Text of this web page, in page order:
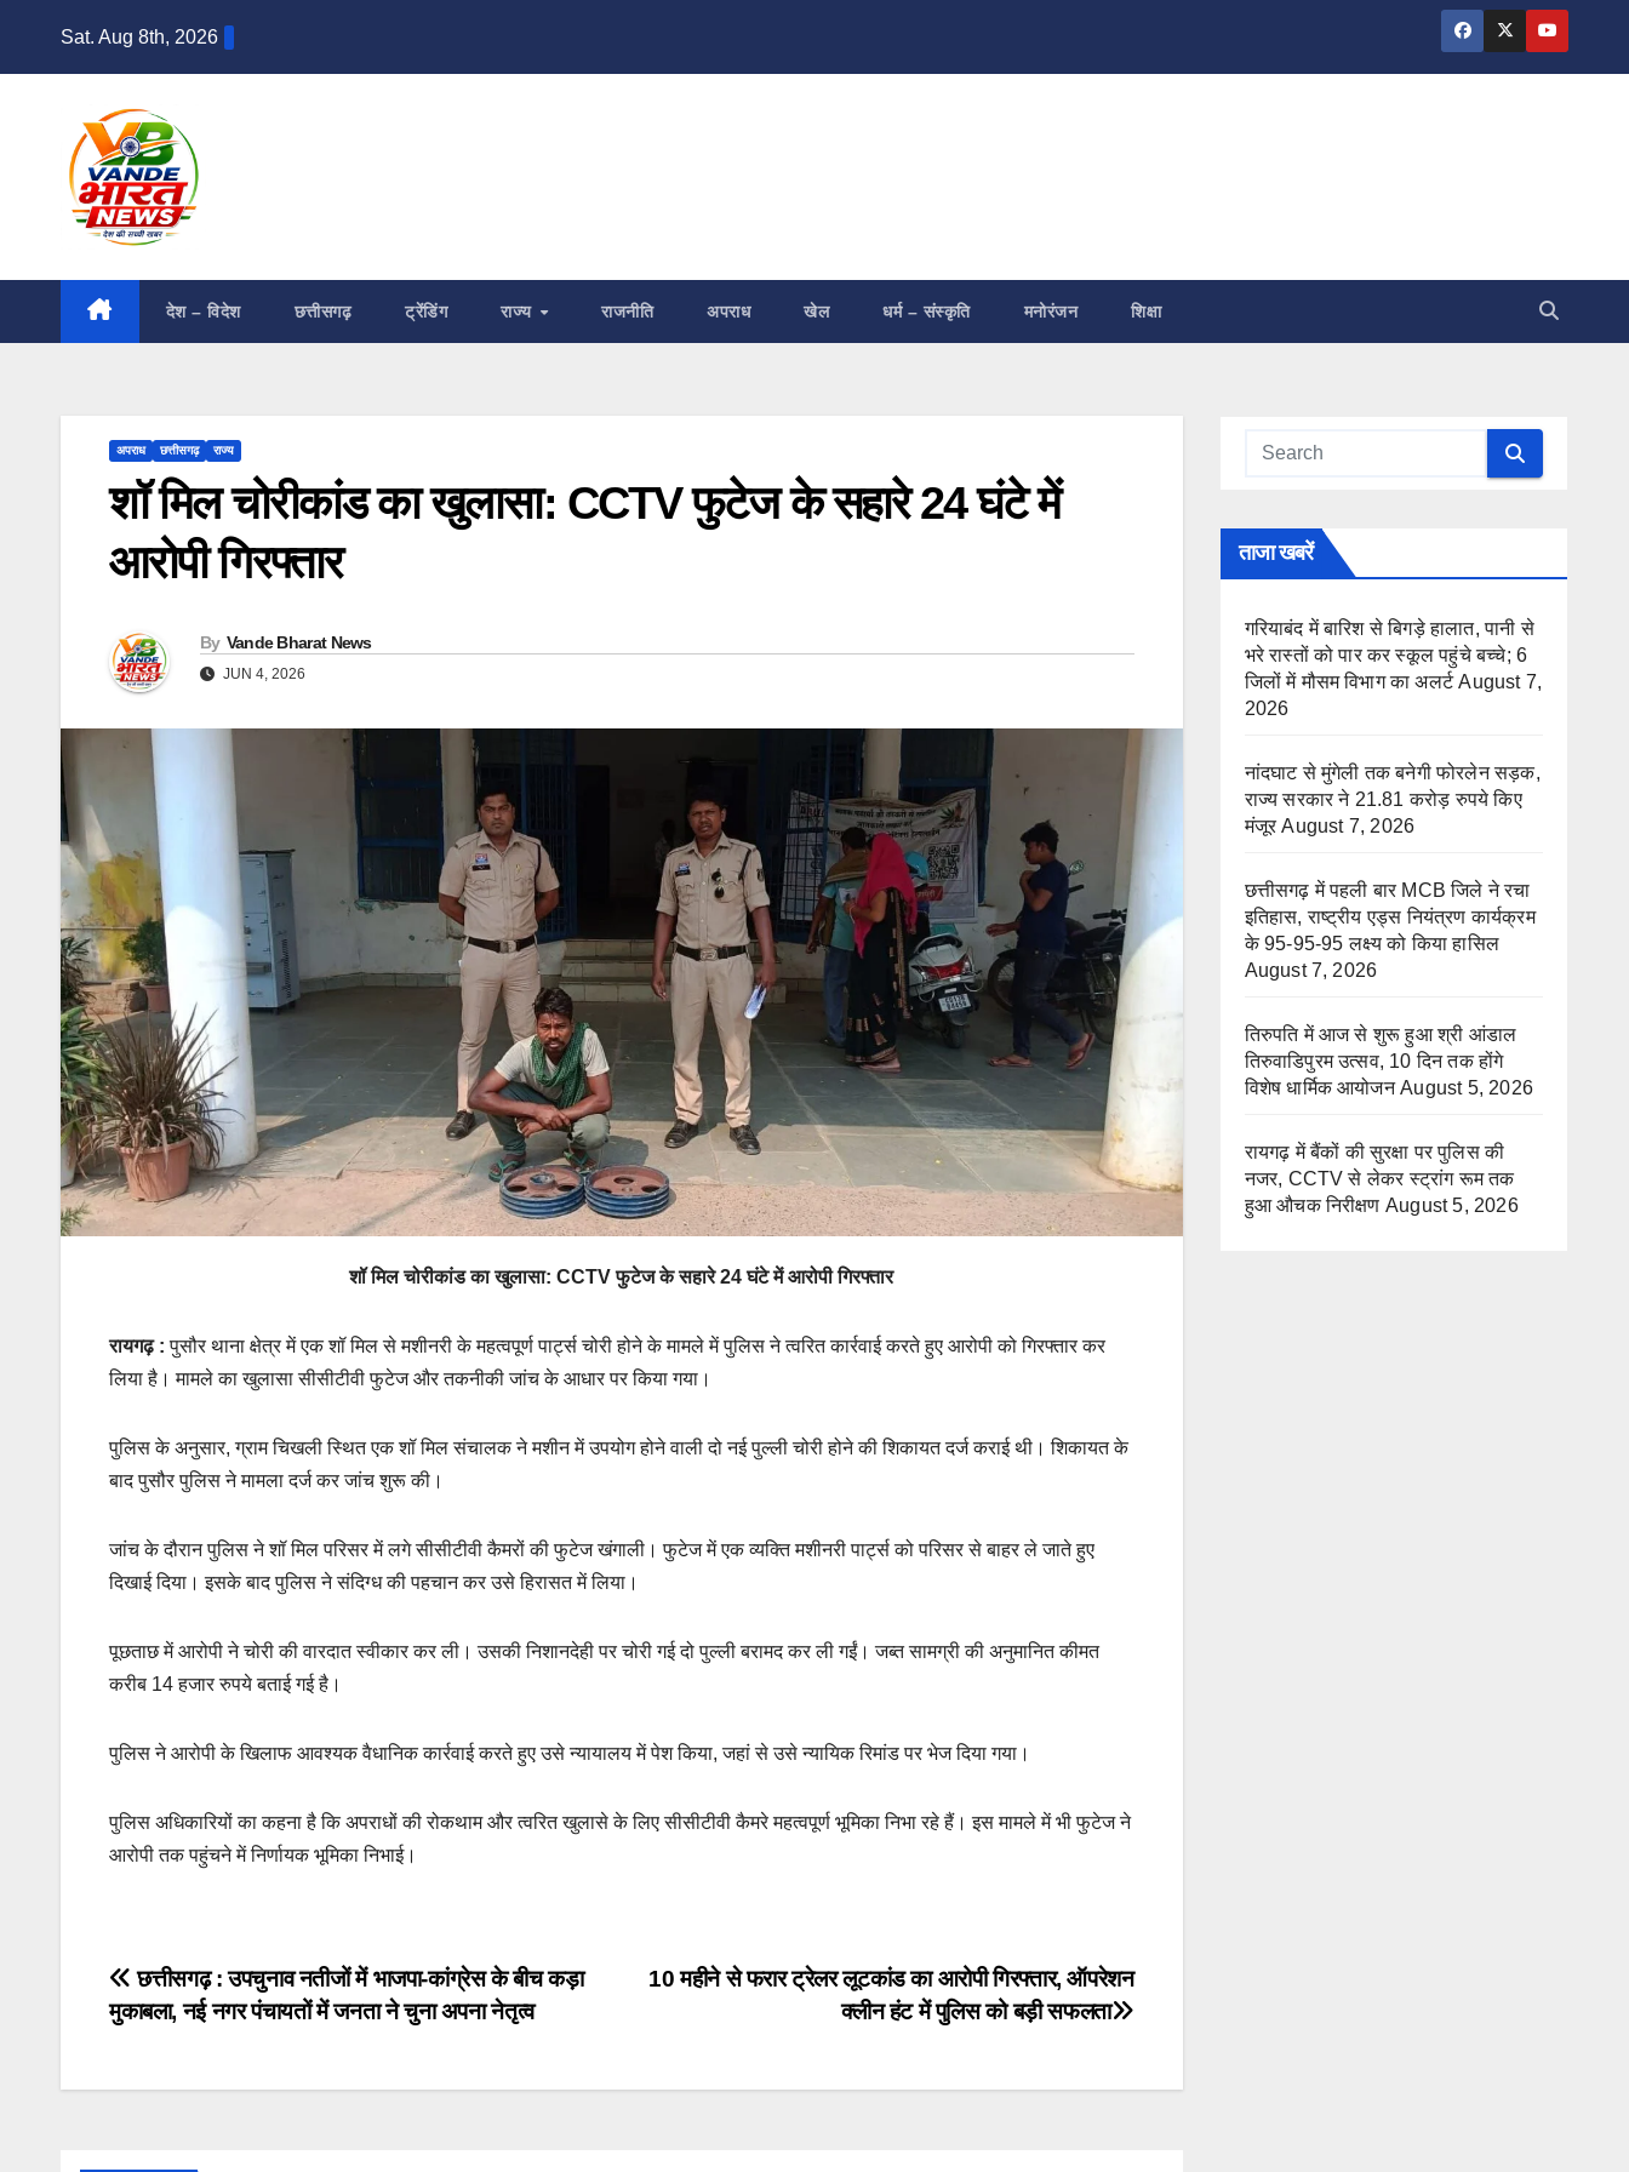
Sat. Aug 8th, 2026
देश – विदेश छत्तीसगढ़ ट्रेंडिंग राज्य राजनीति अपराध खेल धर्म – संस्कृति मनोरंजन शिक्षा
अपराध छत्तीसगढ़ राज्य
शॉ मिल चोरीकांड का खुलासा: CCTV फुटेज के सहारे 24 घंटे में
आरोपी गिरफ्तार
By Vande Bharat News
JUN 4, 2026
शॉ मिल चोरीकांड का खुलासा: CCTV फुटेज के सहारे 24 घंटे में आरोपी गिरफ्तार
रायगढ़ : पुसौर थाना क्षेत्र में एक शॉ मिल से मशीनरी के महत्वपूर्ण पार्ट्स चोरी होने के मामले में पुलिस ने त्वरित कार्रवाई करते हुए आरोपी को गिरफ्तार कर
लिया है। मामले का खुलासा सीसीटीवी फुटेज और तकनीकी जांच के आधार पर किया गया।
पुलिस के अनुसार, ग्राम चिखली स्थित एक शॉ मिल संचालक ने मशीन में उपयोग होने वाली दो नई पुल्ली चोरी होने की शिकायत दर्ज कराई थी। शिकायत के
बाद पुसौर पुलिस ने मामला दर्ज कर जांच शुरू की।
जांच के दौरान पुलिस ने शॉ मिल परिसर में लगे सीसीटीवी कैमरों की फुटेज खंगाली। फुटेज में एक व्यक्ति मशीनरी पार्ट्स को परिसर से बाहर ले जाते हुए
दिखाई दिया। इसके बाद पुलिस ने संदिग्ध की पहचान कर उसे हिरासत में लिया।
पूछताछ में आरोपी ने चोरी की वारदात स्वीकार कर ली। उसकी निशानदेही पर चोरी गई दो पुल्ली बरामद कर ली गईं। जब्त सामग्री की अनुमानित कीमत
करीब 14 हजार रुपये बताई गई है।
पुलिस ने आरोपी के खिलाफ आवश्यक वैधानिक कार्रवाई करते हुए उसे न्यायालय में पेश किया, जहां से उसे न्यायिक रिमांड पर भेज दिया गया।
पुलिस अधिकारियों का कहना है कि अपराधों की रोकथाम और त्वरित खुलासे के लिए सीसीटीवी कैमरे महत्वपूर्ण भूमिका निभा रहे हैं। इस मामले में भी फुटेज ने
आरोपी तक पहुंचने में निर्णायक भूमिका निभाई।
Post
navigation
10 महीने से फरार ट्रेलर लूटकांड का आरोपी गिरफ्तार, ऑपरेशन
क्लीन हंट में पुलिस को बड़ी सफलता
छत्तीसगढ़ : उपचुनाव नतीजों में भाजपा-कांग्रेस के बीच कड़ा
मुकाबला, नई नगर पंचायतों में जनता ने चुना अपना नेतृत्व
ताजा खबरें
गरियाबंद में बारिश से बिगड़े हालात, पानी से
भरे रास्तों को पार कर स्कूल पहुंचे बच्चे; 6
जिलों में मौसम विभाग का अलर्ट August 7,
2026
नांदघाट से मुंगेली तक बनेगी फोरलेन सड़क,
राज्य सरकार ने 21.81 करोड़ रुपये किए
मंजूर August 7, 2026
छत्तीसगढ़ में पहली बार MCB जिले ने रचा
इतिहास, राष्ट्रीय एड्स नियंत्रण कार्यक्रम
के 95-95-95 लक्ष्य को किया हासिल
August 7, 2026
तिरुपति में आज से शुरू हुआ श्री आंडाल
तिरुवाडिपुरम उत्सव, 10 दिन तक होंगे
विशेष धार्मिक आयोजन August 5, 2026
रायगढ़ में बैंकों की सुरक्षा पर पुलिस की
नजर, CCTV से लेकर स्ट्रांग रूम तक
हुआ औचक निरीक्षण August 5, 2026